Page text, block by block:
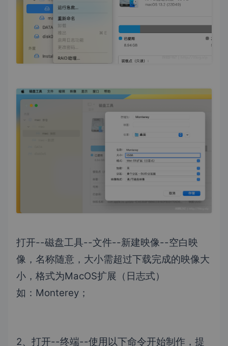
打开--磁盘工具--文件--新建映像--空白映
像，名称随意，大小需超过下载完成的映像大
小，格式为MacOS扩展（日志式）
如：Monterey；
2、打开--终端--使用以下命令开始制作，提